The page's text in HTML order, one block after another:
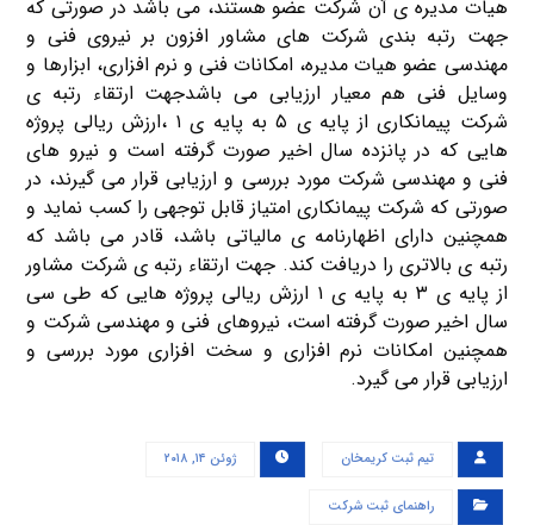
هیات مدیره ی آن شرکت عضو هستند، می باشد در صورتی که
جهت رتبه بندی شرکت های مشاور افزون بر نیروی فنی و
مهندسی عضو هیات مدیره، امکانات فنی و نرم افزاری، ابزارها و
وسایل فنی هم معیار ارزیابی می باشدجهت ارتقاء رتبه ی
شرکت پیمانکاری از پایه ی ۵ به پایه ی ۱ ،ارزش ریالی پروژه
هایی که در پانزده سال اخیر صورت گرفته است و نیرو های
فنی و مهندسی شرکت مورد بررسی و ارزیابی قرار می گیرند، در
صورتی که شرکت پیمانکاری امتیاز قابل توجهی را کسب نماید و
همچنین دارای اظهارنامه ی مالیاتی باشد، قادر می باشد که
رتبه ی بالاتری را دریافت کند. جهت ارتقاء رتبه ی شرکت مشاور
از پایه ی ۳ به پایه ی ۱ ارزش ریالی پروژه هایی که طی سی
سال اخیر صورت گرفته است، نیروهای فنی و مهندسی شرکت و
همچنین امکانات نرم افزاری و سخت افزاری مورد بررسی و
ارزیابی قرار می گیرد.
تیم ثبت کریمخان ژوئن ۱۴, ۲۰۱۸
راهنمای ثبت شرکت